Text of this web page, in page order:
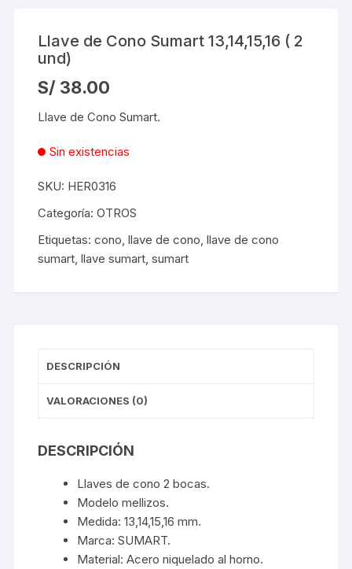
Llave de Cono Sumart 13,14,15,16 ( 2
und)
S/ 38.00
Llave de Cono Sumart.
Sin existencias
SKU: HER0316
Categoría:OTROS
Etiquetas:cono,llave de cono,llave de cono
sumart,llave sumart,sumart
DESCRIPCIÓN
VALORACIONES (0)
DESCRIPCIÓN
Llaves de cono 2 bocas.
Modelo mellizos.
Medida: 13,14,15,16 mm.
Marca: SUMART.
Material: Acero niquelado al horno.